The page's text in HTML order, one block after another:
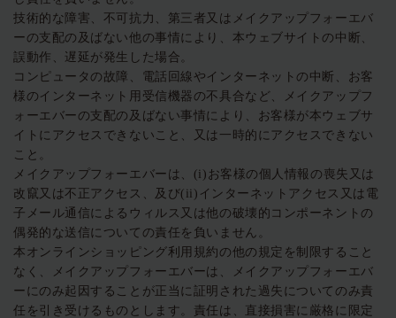
技術的な障害、不可抗力、第三者又はメイクアップフォーエバ
ーの支配の及ばない他の事情により、本ウェブサイトの中断、
誤動作、遅延が発生した場合。
コンピュータの故障、電話回線やインターネットの中断、お客
様のインターネット用受信機器の不具合など、メイクアップフ
ォーエバーの支配の及ばない事情により、お客様が本ウェブサ
イトにアクセスできないこと、又は一時的にアクセスできない
こと。
メイクアップフォーエバーは、(i)お客様の個人情報の喪失又は
改竄又は不正アクセス、及び(ii)インターネットアクセス又は電
子メール通信によるウィルス又は他の破壊的コンポーネントの
偶発的な送信についての責任を負いません。
本オンラインショッピング利用規約の他の規定を制限すること
なく、メイクアップフォーエバーは、メイクアップフォーエバ
ーにのみ起因することが正当に証明された過失についてのみ責
任を引き受けるものとします。責任は、直接損害に厳格に限定